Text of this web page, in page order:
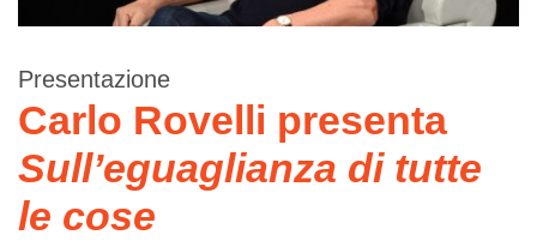
Presentazione
Carlo Rovelli presenta
Sull’eguaglianza di tutte
le cose